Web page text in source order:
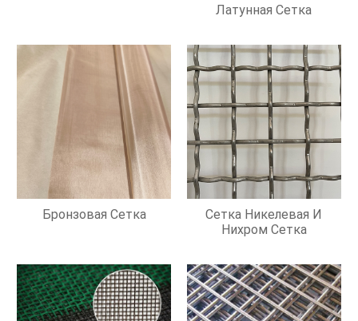
Латунная Сетка
Бронзовая Сетка
Сетка Никелевая И
Нихром Сетка